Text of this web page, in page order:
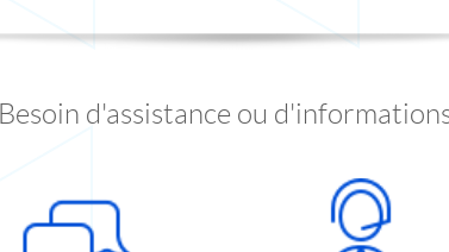
Besoin d'assistance ou